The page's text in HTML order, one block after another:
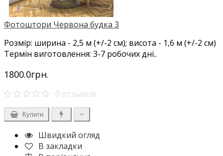
Фотоштори Червона будка 3
Розмір: ширина - 2,5 м (+/-2 см); висота - 1,6 м (+/-2 см)
Термін виготовлення: 3-7 робочих дні..
1800.0грн.
0 отзывов
Купити
Швидкий огляд
В закладки